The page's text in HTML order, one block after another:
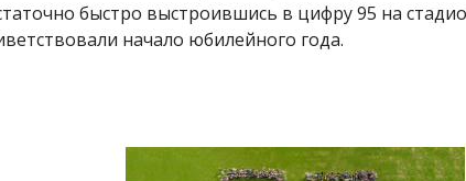
быстро выстроившись в цифру 95 на
начало юбилейного года.